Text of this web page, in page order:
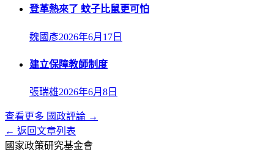
登革熱來了 蚊子比鼠更可怕
魏國彥2026年6月17日
建立保障教師制度
張瑞雄2026年6月8日
查看更多 國政評論 →
← 返回文章列表
國家政策研究基金會